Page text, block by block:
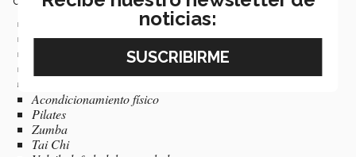
Club de corredores
Acondicionamiento físico
Pilates
Zumba
Tai Chi
noticias: